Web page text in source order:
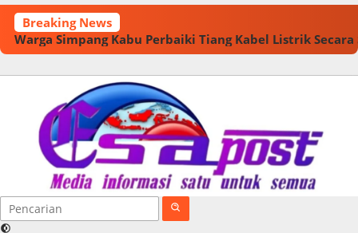
Langsung
konten
Breaking News
Warga Simpang Kabu Perbaiki Tiang Kabel Listrik